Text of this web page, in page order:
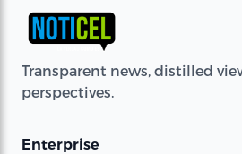
Transparent news, distilled
perspectives.
Enterprise